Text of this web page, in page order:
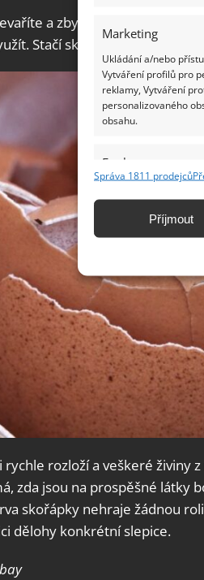
Marketing
Ukládání a/nebo
Vytváření profilů pro
reklamy, Vytváření
personalizovaného
obsahu.
Funkce
Identifikace zařízení
základě aktivně
Zajištění
odstraňování
Ukládání a
Správa 1811 prodejců
Příjmout
a zbyly vám pouze
Stačí skořápky rozmělnit a
rychle rozloží a veškeré živiny
zda jsou na prospěšné látky
skořápky nehraje žádnou
dělohy konkrétní slepice.